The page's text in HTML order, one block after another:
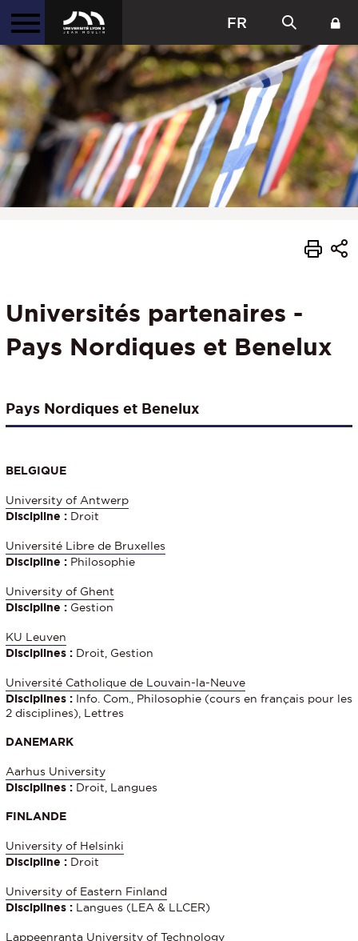
FR
Universités partenaires -
Pays Nordiques et Benelux
Pays Nordiques et Benelux
BELGIQUE
University of Antwerp
Discipline : Droit
Université Libre de Bruxelles
Discipline : Philosophie
University of Ghent
Discipline : Gestion
KU Leuven
Disciplines : Droit, Gestion
Université Catholique de Louvain-la-Neuve
Disciplines : Info. Com., Philosophie (cours en français pour les
2 disciplines), Lettres
DANEMARK
Aarhus University
Disciplines : Droit, Langues
FINLANDE
University of Helsinki
Discipline : Droit
University of Eastern Finland
Disciplines : Langues (LEA & LLCER)
Lappeenranta University of Technology